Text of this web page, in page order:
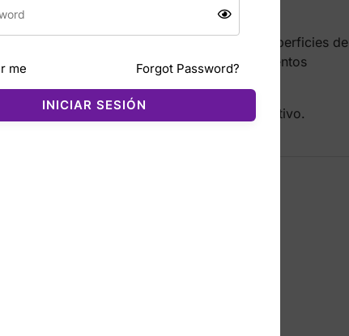
o levantamientos pesados.
de goma ofrece tracción excepcional en superficies de
del antepié es más flexible para movimientos
fácil de combinar con cualquier outfit deportivo.
me Forgot Password?
INICIAR SESIÓN